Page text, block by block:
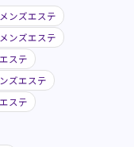
ンズエステ
ンズエステ
ステ
ズエステ
ステ